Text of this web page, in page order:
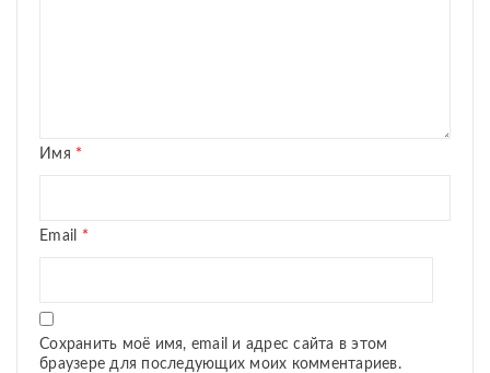
Имя *
Email *
Сохранить моё имя, email и адрес сайта в этом
браузере для последующих моих комментариев.